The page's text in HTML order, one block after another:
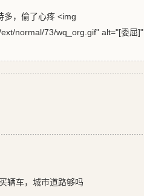
多，偷了心疼 <img
normal/73/wq_org.gif" alt="[委屈]"
辆车，城市道路够吗